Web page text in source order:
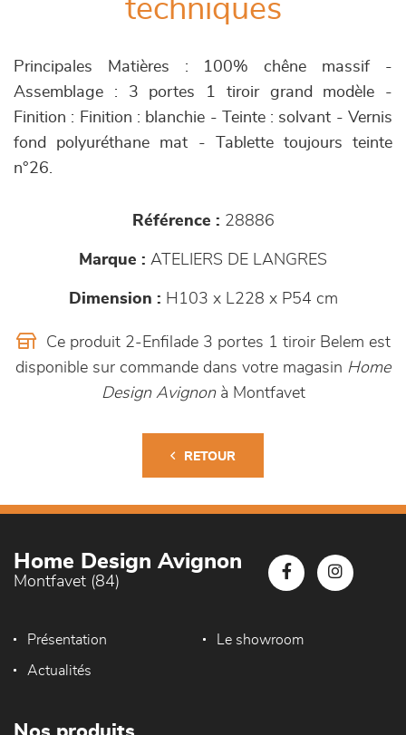
techniques
Principales Matières : 100% chêne massif -
Assemblage : 3 portes 1 tiroir grand modèle -
Finition : Finition : blanchie - Teinte : solvant - Vernis
fond polyuréthane mat - Tablette toujours teinte
n°26.
Référence : 28886
Marque : ATELIERS DE LANGRES
Dimension : H103 x L228 x P54 cm
Ce produit 2-Enfilade 3 portes 1 tiroir Belem est
disponible sur commande dans votre magasin Home
Design Avignonà Montfavet
RETOUR
Home Design Avignon
Montfavet (84)
Présentation Le showroom
Actualités